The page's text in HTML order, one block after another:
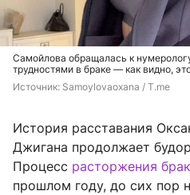
Самойлова обращалась к
трудностями в браке — как видно,
Источник: Samoylovaoxana / T.me
История расставания
Джигана продолжает
Процесс расторжения
прошлом году, до сих пор